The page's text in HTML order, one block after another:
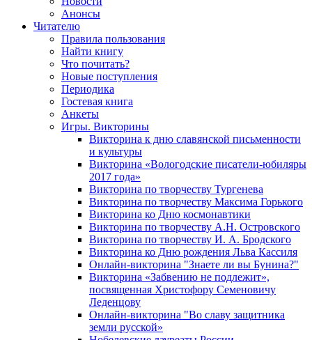
Анонсы
Читателю
Правила пользования
Найти книгу
Что почитать?
Новые поступления
Периодика
Гостевая книга
Анкеты
Игры. Викторины
Викторина к дню славянской письменности
и культуры
Викторина «Вологодские писатели-юбиляры
2017 года»
Викторина по творчеству Тургенева
Викторина по творчеству Максима Горького
Викторина ко Дню космонавтики
Викторина по творчеству А.Н. Островского
Викторина по творчеству И. А. Бродского
Викторина ко Дню рождения Льва Кассиля
Онлайн-викторина "Знаете ли вы Бунина?"
Викторина «Забвению не подлежит»,
посвященная Христофору Семеновичу
Леденцову
Онлайн-викторина "Во славу защитника
земли русской»